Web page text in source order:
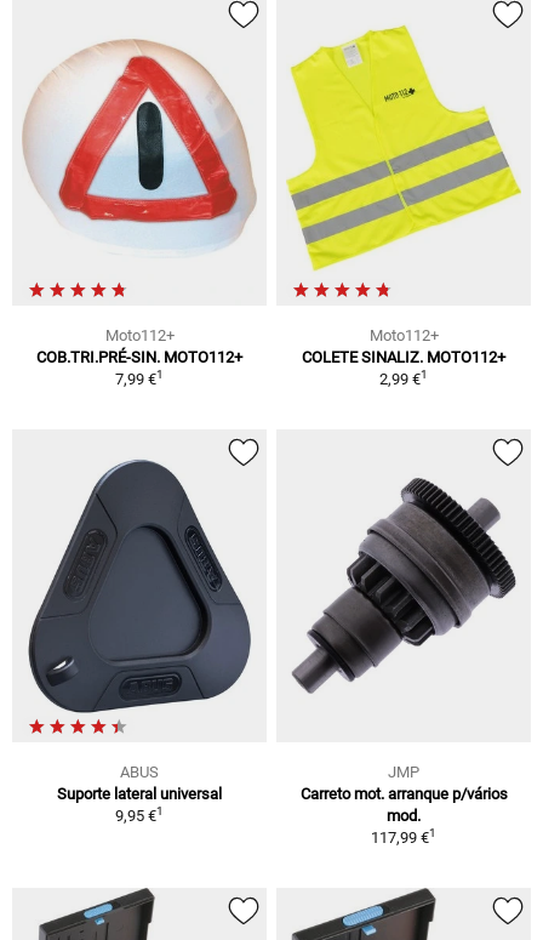
Moto112+
COB.TRI.PRÉ-SIN. MOTO112+
7,99 €1
Moto112+
COLETE SINALIZ. MOTO112+
2,99 €1
ABUS
Suporte lateral universal
9,95 €1
JMP
Carreto mot. arranque p/vários
mod.
117,99 €1